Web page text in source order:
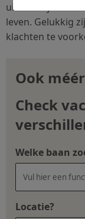
uiteindelijk ook
leven. Gelukkig
klachten te
Ook
Check
Welke baan
Locatie?